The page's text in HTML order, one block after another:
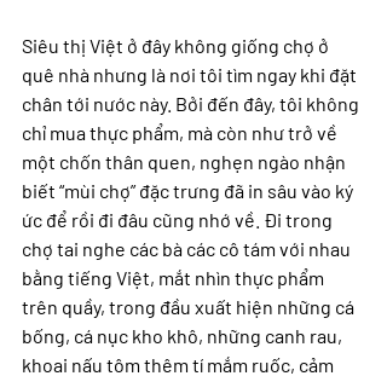
Siêu thị Việt ở đây không giống chợ ở
quê nhà nhưng là nơi tôi tìm ngay khi đặt
chân tới nước này. Bởi đến đây, tôi không
chỉ mua thực phẩm, mà còn như trở về
một chốn thân quen, nghẹn ngào nhận
biết “mùi chợ” đặc trưng đã in sâu vào ký
ức để rồi đi đâu cũng nhớ về. Đi trong
chợ tai nghe các bà các cô tám với nhau
bằng tiếng Việt, mắt nhìn thực phẩm
trên quầy, trong đầu xuất hiện những cá
bống, cá nục kho khô, những canh rau,
khoai nấu tôm thêm tí mắm ruốc, cảm